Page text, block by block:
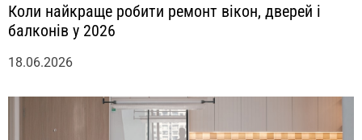
Коли найкраще робити ремонт вікон, дверей і
балконів у 2026
18.06.2026